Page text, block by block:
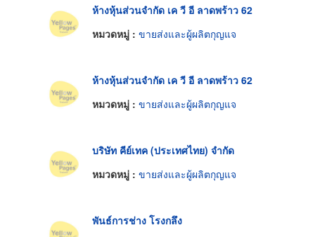
ห้างหุ้นส่วนจำกัด เค วี อี ลาดพร้าว 62
หมวดหมู่ : ขายส่งและผู้ผลิตกุญแจ
ห้างหุ้นส่วนจำกัด เค วี อี ลาดพร้าว 62
หมวดหมู่ : ขายส่งและผู้ผลิตกุญแจ
บริษัท คีย์เทค (ประเทศไทย) จำกัด
หมวดหมู่ : ขายส่งและผู้ผลิตกุญแจ
พันธ์การช่าง โรงกลึง